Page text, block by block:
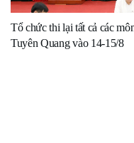
Tổ chức thi lại tất cả các
Tuyên Quang vào 14-15/8